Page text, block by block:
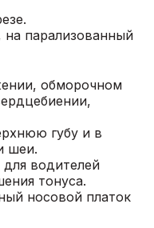
парализованный
обморочном
губу и в
шеи.
водителей
тонуса.
носовой платок